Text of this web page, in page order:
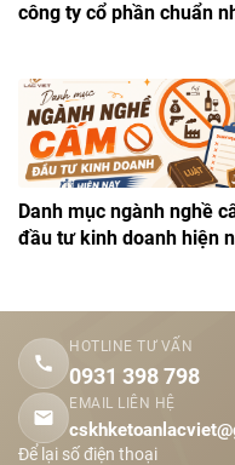
công ty cổ phần chuẩn
Danh mục ngành nghề
đầu tư kinh doanh hiện
HOTLINE TƯ VẤN
0931 398 798
EMAIL LIÊN HỆ
Để lại số điện thoại